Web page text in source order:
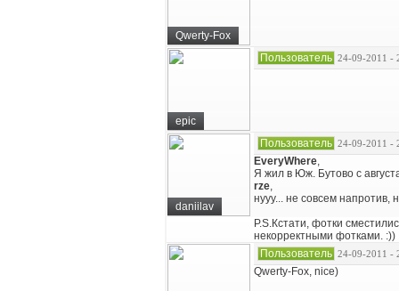
Qwerty-Fox
epic
Пользователь 24-09-2011 -
daniilav
Пользователь 24-09-2011 -
EveryWhere,
Я жил в Юж. Бутово с
rze,
нууу... не совсем напротив,
P.S.Кстати, фотки
некорректными фотками. :))
Пользователь 24-09-2011 -
Qwerty-Fox, nice)